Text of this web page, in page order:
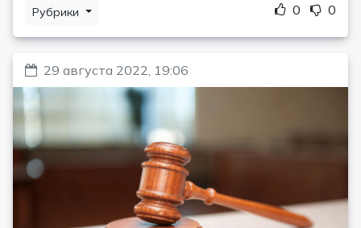
Рубрики 0 0
29 августа 2022, 19:06